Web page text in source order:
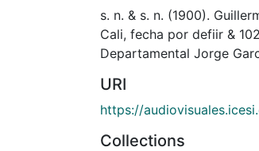
s. n. & s. n. (1900).
Cali, fecha por defiir &
Departamental Jorge
URI
https://
Collections